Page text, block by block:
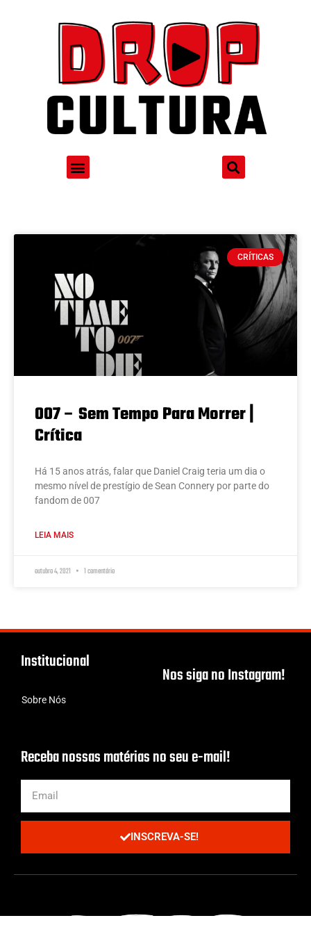
CRÍTICAS
007 – Sem Tempo Para Morrer |
Crítica
Há 15 anos atrás, falar que Daniel Craig teria um dia o
mesmo nível de prestígio de Sean Connery por parte do
fandom de 007
LEIA MAIS
outubro 4, 2021 1 comentário
Institucional
Sobre Nós
Nos siga no Instagram!
Receba nossas matérias no seu e-mail!
INSCREVA-SE!